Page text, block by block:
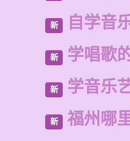
新 自学音
新 学唱歌
新 学音乐
新 福州哪